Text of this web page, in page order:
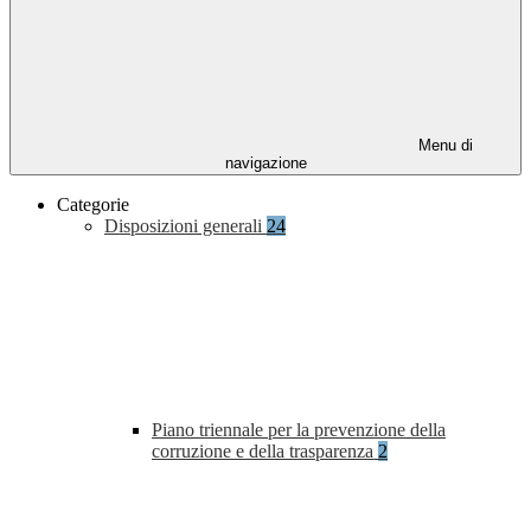
Menu di
navigazione
Categorie
Disposizioni generali 24
Piano triennale per la prevenzione della
corruzione e della trasparenza 2